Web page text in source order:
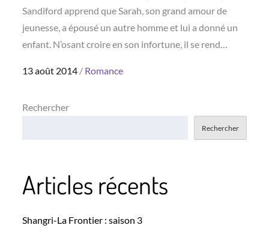
Sandiford apprend que Sarah, son grand amour de
jeunesse, a épousé un autre homme et lui a donné un
enfant. N’osant croire en son infortune, il se rend…
Posted
13 août 2014 Romance
Rechercher
Rechercher
Articles récents
Shangri-La Frontier : saison 3